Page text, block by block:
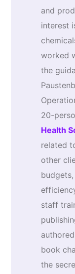
and
interest
worked
the
20-
Health
related
other
staff
book
the